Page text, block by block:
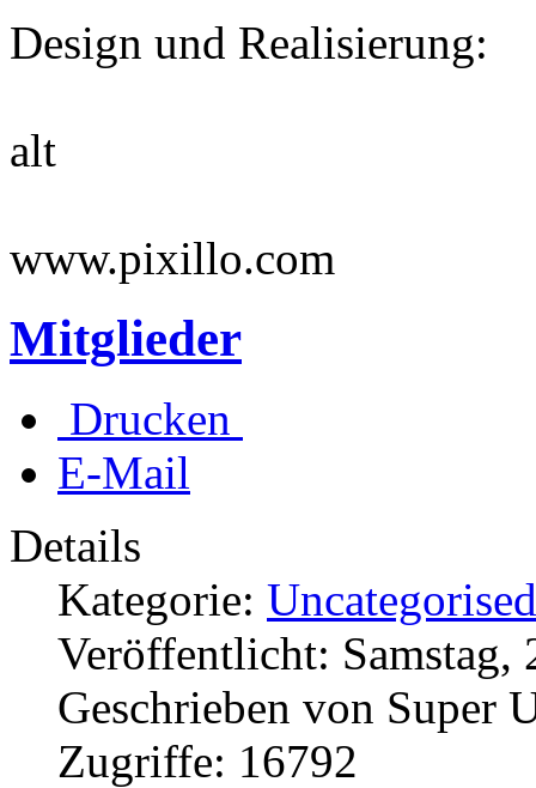
Design und Realisierung:
alt
www.pixillo.com
Mitglieder
Drucken
E-Mail
Details
Kategorie: Uncategorised
Veröffentlicht: Samstag,
Geschrieben von Super
Zugriffe: 16792